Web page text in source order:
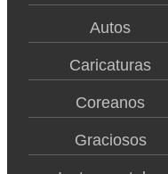
Autos
Caricaturas
Coreanos
Graciosos